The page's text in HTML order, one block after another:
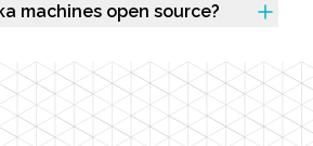
machines open source?